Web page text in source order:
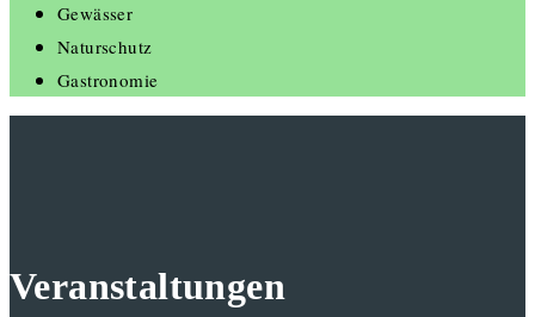
Gewässer
Naturschutz
Gastronomie
Veranstaltungen